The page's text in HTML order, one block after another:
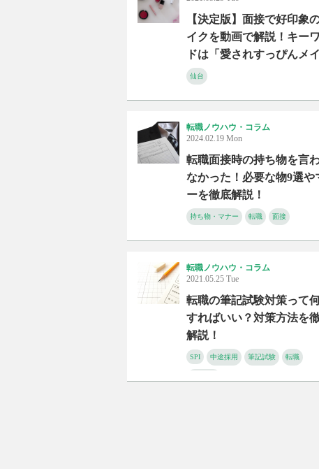
【決定版】面接で好印象
イクを動画で解説！キー
ドは「愛されすっぴんメイ
ク」！？
仙台
転職ノウハウ・コラム
2024.02.19 Mon
転職面接時の持ち物を言
なかった！必要な物9選や
ーを徹底解説！
持ち物・マナー 転職 面接
転職ノウハウ・コラム
2021.05.25 Tue
転職の筆記試験対策って
すればいい？対策方法を
解説！
SPI 中途採用 筆記試験 転職